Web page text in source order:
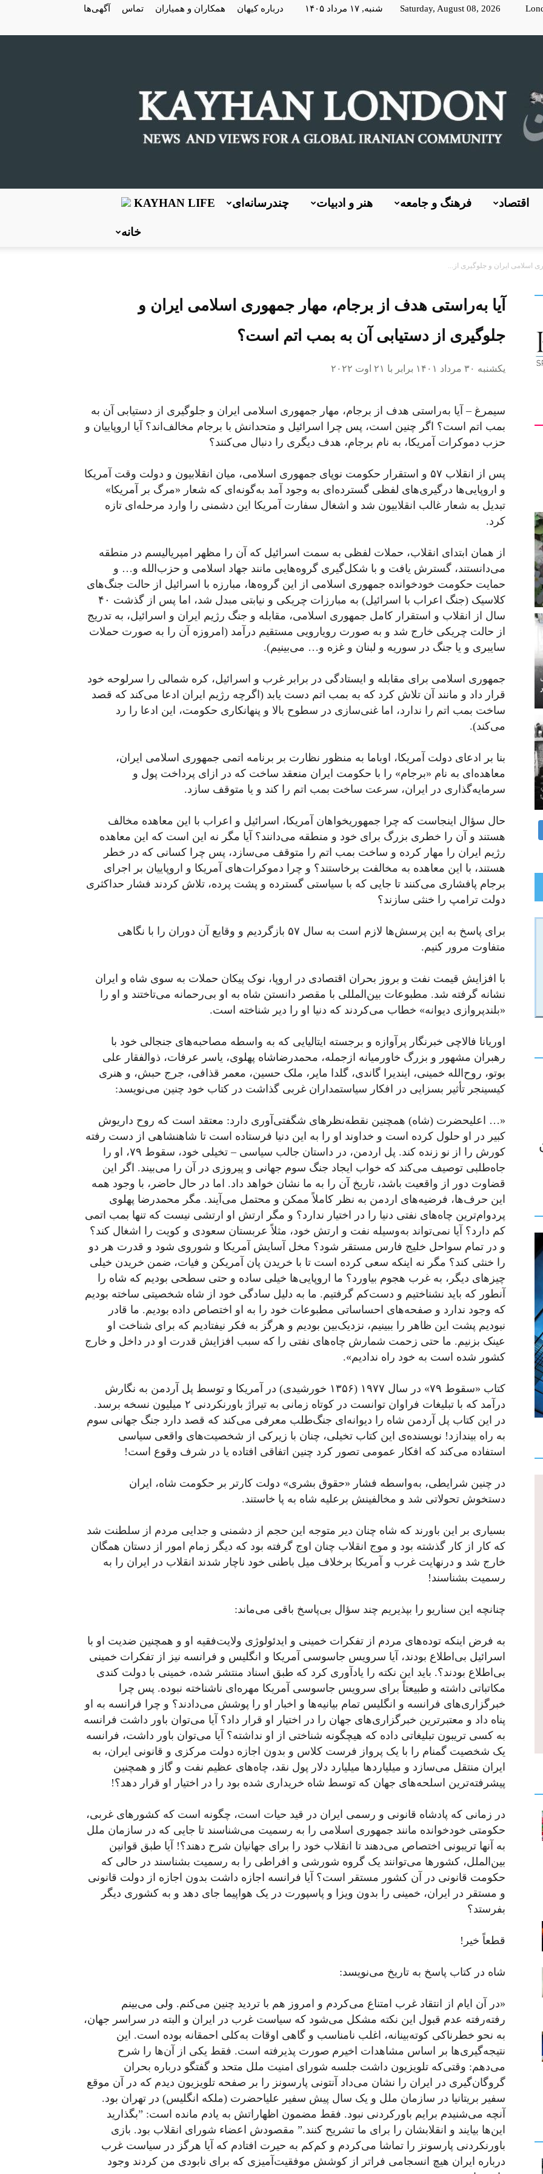
Saturday, August 08, 2026 شنبه, ۱۷ مرداد ۱۴۰۵ درباره کیهان همکاران و همیاران تماس آگهی‌ها
کیهان
KAYHAN LIFE چندرسانه‌ای هنر و ادبیات فرهنگ و جامعه اقتصاد
خانه
اسلامی ایران و جلوگیری از...
آیا به‌راستی هدف از برجام، مهار جمهوری اسلامی ایران و
جلوگیری از دستیابی آن به بمب اتم است؟
یکشنبه ۳۰ مرداد ۱۴۰۱ برابر با ۲۱ اوت ۲۰۲۲
سیمرغ – آیا به‌راستی هدف از برجام، مهار جمهوری اسلامی ایران و جلوگیری از دستیابی آن به
بمب اتم است؟ اگر چنین است، پس چرا اسرائیل و متحدانش با برجام مخالف‌اند؟ آیا اروپاییان و
حزب دموکرات آمریکا، به نام برجام، هدف دیگری را دنبال می‌کنند؟
پس از انقلاب ۵۷ و استقرار حکومت نوپای جمهوری اسلامی، میان انقلابیون و دولت وقت آمریکا
و اروپایی‌ها درگیری‌های لفظی گسترده‌ای به وجود آمد به‌گونه‌ای که شعار «مرگ بر آمریکا»
تبدیل به شعار غالب انقلابیون شد و اشغال سفارت آمریکا این دشمنی را وارد مرحله‌ای تازه
کرد.
از همان ابتدای انقلاب، حملات لفظی به سمت اسرائیل که آن را مظهر امپریالیسم در منطقه
می‌دانستند، گسترش یافت و با شکل‌گیری گروه‌هایی مانند جهاد اسلامی و حزب‌الله و… و
حمایت حکومت خودخوانده جمهوری اسلامی از این گروه‌ها، مبارزه با اسرائیل از حالت جنگ‌های
کلاسیک (جنگ اعراب با اسرائیل) به مبارزات چریکی و نیابتی مبدل شد، اما پس از گذشت ۴۰
سال از انقلاب و استقرار کامل جمهوری اسلامی، مقابله و جنگ رژیم ایران و اسرائیل، به‌ تدریج
از حالت چریکی خارج شد و به‌ صورت رویارویی مستقیم درآمد (امروزه آن را به‌ صورت حملات
سایبری و یا جنگ در سوریه و لبنان و غزه و… می‌بینیم).
جمهوری اسلامی برای مقابله و ایستادگی در برابر غرب و اسرائیل، کره شمالی را سرلوحه خود
قرار داد و مانند آن تلاش کرد که به بمب اتم دست یابد (اگرچه رژیم ایران ادعا می‌کند که قصد
ساخت بمب اتم را ندارد، اما غنی‌سازی در سطوح بالا و پنهانکاری حکومت، این ادعا را رد
می‌کند).
بنا بر ادعای دولت آمریکا، اوباما به‌ منظور نظارت بر برنامه اتمی جمهوری اسلامی ایران،
معاهده‌ای به نام «برجام» را با حکومت ایران منعقد ساخت که در ازای پرداخت پول و
سرمایه‌گذاری در ایران، سرعت ساخت بمب اتم را کند و یا متوقف سازد.
حال سؤال اینجاست که چرا جمهوریخواهان آمریکا، اسرائیل و اعراب با این معاهده مخالف
هستند و آن را خطری بزرگ برای خود و منطقه می‌دانند؟ آیا مگر نه این است که این معاهده
رژیم ایران را مهار کرده و ساخت بمب اتم را متوقف می‌سازد، پس چرا کسانی که در خطر
هستند، با این معاهده به مخالفت برخاستند؟ و چرا دموکرات‌های آمریکا و اروپاییان بر اجرای
برجام پافشاری می‌کنند تا جایی که با سیاستی گسترده و پشت پرده، تلاش کردند فشار حداکثری
دولت ترامپ را خنثی سازند؟
برای پاسخ به این پرسش‌ها لازم است به سال ۵۷ بازگردیم و وقایع آن دوران را با نگاهی
متفاوت مرور کنیم.
با افزایش قیمت نفت و بروز بحران اقتصادی در اروپا، نوک پیکان حملات به سوی شاه و ایران
نشانه گرفته شد. مطبوعات بین‌المللی با مقصر دانستن شاه به او بی‌رحمانه می‌تاختند و او را
«بلندپروازی دیوانه» خطاب می‌کردند که دنیا او را دیر شناخته است.
اوریانا فالاچی خبرنگار پرآوازه و برجسته ایتالیایی که به‌ واسطه مصاحبه‌های جنجالی خود با
رهبران مشهور و بزرگ خاورمیانه ازجمله، محمدرضاشاه پهلوی، یاسر عرفات، ذوالفقار علی
بوتو، روح‌الله خمینی، ایندیرا گاندی، گلدا مایر، ملک حسین، معمر قذافی، جرج حبش، و هنری
کیسینجر تأثیر بسزایی در افکار سیاستمداران غربی گذاشت در کتاب خود چنین می‌نویسد:
«… اعلیحضرت (شاه) همچنین نقطه‌نظرهای شگفتی‌آوری دارد: معتقد است که روح داریوش
کبیر در او حلول کرده است و خداوند او را به این دنیا فرستاده است تا شاهنشاهی از دست رفته
کورش را از نو زنده کند. پل اردمن، در داستان جالب سیاسی – تخیلی خود، سقوط ۷۹، او را
جاه‌طلبی توصیف می‌کند که خواب ایجاد جنگ سوم جهانی و پیروزی در آن را می‌بیند. اگر این
قضاوت دور از واقعیت باشد، تاریخ آن را به ما نشان خواهد داد. اما در حال حاضر، با وجود همه
این حرف‌ها، فرضیه‌های اردمن به نظر کاملاً ممکن و محتمل می‌آیند. مگر محمدرضا پهلوی
پردوام‌ترین چاه‌های نفتی دنیا را در اختیار ندارد؟ و مگر ارتش او ارتشی نیست که تنها بمب اتمی
کم دارد؟ آیا نمی‌تواند به‌وسیله نفت و ارتش خود، مثلاً عربستان سعودی و کویت را اشغال کند؟
و در تمام سواحل خلیج‌ فارس مستقر شود؟ مخل آسایش آمریکا و شوروی شود و قدرت هر دو
را خنثی کند؟ مگر نه اینکه سعی کرده است تا با خریدن پان آمریکن و فیات، ضمن خریدن خیلی
چیزهای دیگر، به غرب هجوم بیاورد؟ ما اروپایی‌ها خیلی ساده و حتی سطحی بودیم که شاه را
آنطور که باید نشناختیم و دست‌کم گرفتیم. ما به دلیل سادگی خود از شاه شخصیتی ساخته بودیم
که وجود ندارد و صفحه‌های احساساتی مطبوعات خود را به او اختصاص داده بودیم. ما قادر
نبودیم پشت این ظاهر را ببینیم، نزدیک‌بین بودیم و هرگز به فکر نیفتادیم که برای شناخت او
عینک بزنیم. ما حتی زحمت شمارش چاه‌های نفتی را که سبب افزایش قدرت او در داخل و خارج
کشور شده است به خود راه ندادیم».
کتاب «سقوط ۷۹» در سال ۱۹۷۷ (۱۳۵۶ خورشیدی) در آمریکا و توسط پل آردمن به نگارش
درآمد که با تبلیغات فراوان توانست در کوتاه زمانی به تیراژ باورنکردنی ۲ میلیون نسخه برسد.
در این کتاب پل آردمن شاه را دیوانه‌ای جنگ‌طلب معرفی می‌کند که قصد دارد جنگ جهانی سوم
به راه بیندازد! نویسنده‌ی این کتاب تخیلی، چنان با زیرکی از شخصیت‌های واقعی سیاسی
استفاده می‌کند که افکار عمومی تصور کرد چنین اتفاقی افتاده یا در شرف وقوع است!
در چنین شرایطی، به‌واسطه فشار «حقوق بشری» دولت کارتر بر حکومت شاه، ایران
دستخوش تحولاتی شد و مخالفینش برعلیه شاه به پا خاستند.
بسیاری بر این باورند که شاه چنان دیر متوجه این حجم از دشمنی و جدایی مردم از سلطنت شد
که کار از کار گذشته بود و موج انقلاب چنان اوج گرفته بود که دیگر زمام امور از دستان همگان
خارج شد و درنهایت غرب و آمریکا برخلاف میل باطنی خود ناچار شدند انقلاب در ایران را به
رسمیت بشناسند!
چنانچه این سناریو را بپذیریم چند سؤال بی‌پاسخ باقی می‌ماند:
به فرض اینکه توده‌های مردم از تفکرات خمینی و ایدئولوژی ولایت‌فقیه او و همچنین ضدیت او با
اسرائیل بی‌اطلاع بودند، آیا سرویس جاسوسی آمریکا و انگلیس و فرانسه نیز از تفکرات خمینی
بی‌اطلاع بودند؟. باید این نکته را یادآوری کرد که طبق اسناد منتشر شده، خمینی با دولت کندی
مکاتباتی داشته و طبیعتاً برای سرویس جاسوسی آمریکا مهره‌ای ناشناخته نبوده. پس چرا
خبرگزاری‌های فرانسه و انگلیس تمام بیانیه‌ها و اخبار او را پوشش می‌دادند؟ و چرا فرانسه به او
پناه داد و معتبرترین خبرگزاری‌های جهان را در اختیار او قرار داد؟ آیا می‌توان باور داشت فرانسه
به کسی تریبون تبلیغاتی داده که هیچگونه شناختی از او نداشته؟ آیا می‌توان باور داشت، فرانسه
یک شخصیت گمنام را با یک پرواز فرست کلاس و بدون اجازه دولت مرکزی و قانونی ایران، به
ایران منتقل می‌سازد و میلیاردها میلیارد دلار پول نقد، چاه‌های عظیم نفت و گاز و همچنین
پیشرفته‌ترین اسلحه‌های جهان که توسط شاه خریداری شده بود را در اختیار او قرار دهد؟!
در زمانی که پادشاه قانونی و رسمی ایران در قید حیات است، چگونه است که کشورهای غربی،
حکومتی خودخوانده مانند جمهوری اسلامی را به رسمیت می‌شناسند تا جایی که در سازمان ملل
به آنها تریبونی اختصاص می‌دهند تا انقلاب خود را برای جهانیان شرح دهند؟! آیا طبق قوانین
بین‌الملل، کشورها می‌توانند یک گروه شورشی و افراطی را به رسمیت بشناسند در حالی‌ که
حکومت قانونی در آن کشور مستقر است؟ آیا فرانسه اجازه داشت بدون اجازه از دولت قانونی
و مستقر در ایران، خمینی را بدون ویزا و پاسپورت در یک هواپیما جای دهد و به کشوری دیگر
بفرستد؟
قطعاً خیر!
شاه در کتاب پاسخ به تاریخ می‌نویسد:
«در آن ایام از انتقاد غرب امتناع می‌کردم و امروز هم با تردید چنین می‌کنم. ولی می‌بینم
رفته‌رفته عدم قبول این نکته مشکل می‌شود که سیاست غرب در ایران و البته در سراسر جهان،
به نحو خطرناکی کوته‌بینانه، اغلب نامناسب و گاهی اوقات به‌کلی احمقانه بوده است. این
نتیجه‌گیری‌ها بر اساس مشاهدات اخیرم صورت پذیرفته است. فقط یکی از آن‌ها را شرح
می‌دهم: وقتی‌که تلویزیون داشت جلسه شورای امنیت ملل متحد و گفتگو درباره بحران
گروگان‌گیری در ایران را نشان می‌داد آنتونی پارسونز را بر صفحه تلویزیون دیدم که در آن موقع
سفیر بریتانیا در سازمان ملل و یک سال پیش سفیر علیاحضرت (ملکه انگلیس) در تهران بود.
آنچه می‌شنیدم برایم باورکردنی نبود. فقط مضمون اظهاراتش به یادم مانده است: ”بگذارید
این‌ها بیایند و انقلابشان را برای ما تشریح کنند.” مقصودش اعضاء شورای انقلاب بود. بازی
باورنکردنی پارسونز را تماشا می‌کردم و کم‌کم به حیرت افتادم که آیا هرگز در سیاست غرب
درباره ایران هیچ انسجامی فراتر از کوشش موفقیت‌آمیزی که برای نابودی من کردند وجود